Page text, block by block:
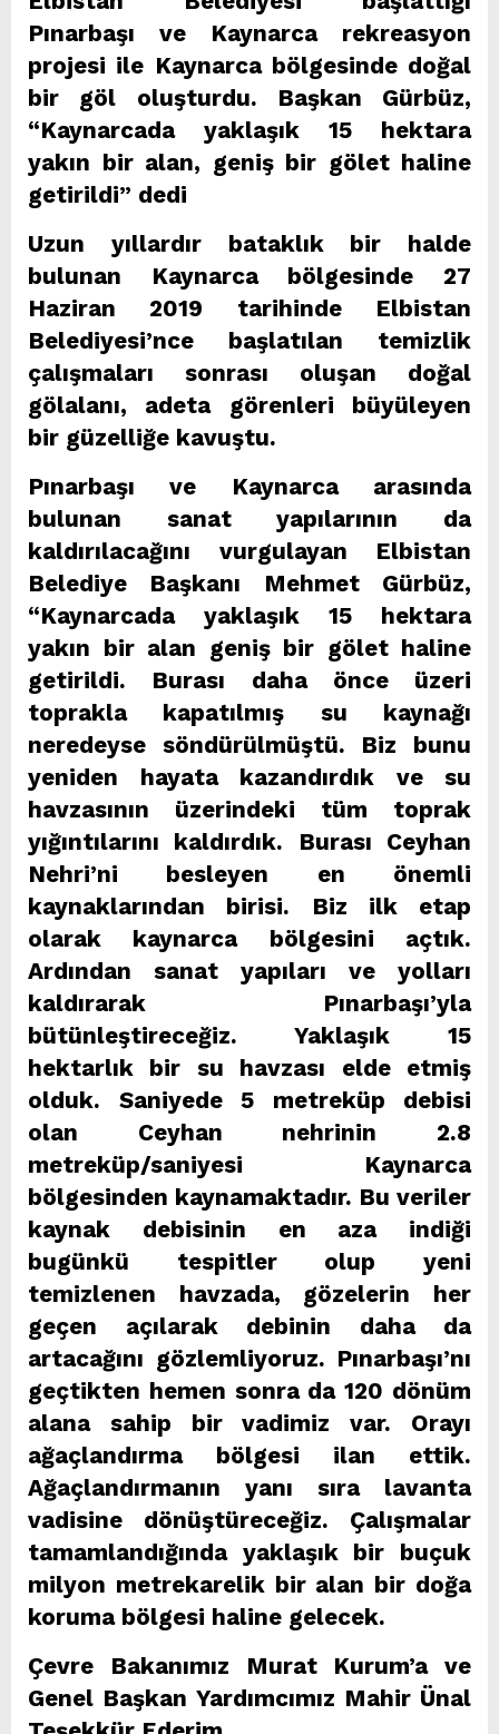
Pınarbaşı ve Kaynarca rekreasyon
projesi ile Kaynarca bölgesinde doğal
bir göl oluşturdu. Başkan Gürbüz,
“Kaynarcada yaklaşık 15 hektara
yakın bir alan, geniş bir gölet haline
getirildi” dedi
Uzun yıllardır bataklık bir halde
bulunan Kaynarca bölgesinde 27
Haziran 2019 tarihinde Elbistan
Belediyesi’nce başlatılan temizlik
çalışmaları sonrası oluşan doğal
gölalanı, adeta görenleri büyüleyen
bir güzelliğe kavuştu.
Pınarbaşı ve Kaynarca arasında
bulunan sanat yapılarının da
kaldırılacağını vurgulayan Elbistan
Belediye Başkanı Mehmet Gürbüz,
“Kaynarcada yaklaşık 15 hektara
yakın bir alan geniş bir gölet haline
getirildi. Burası daha önce üzeri
toprakla kapatılmış su kaynağı
neredeyse söndürülmüştü. Biz bunu
yeniden hayata kazandırdık ve su
havzasının üzerindeki tüm toprak
yığıntılarını kaldırdık. Burası Ceyhan
Nehri’ni besleyen en önemli
kaynaklarından birisi. Biz ilk etap
olarak kaynarca bölgesini açtık.
Ardından sanat yapıları ve yolları
kaldırarak Pınarbaşı’yla
bütünleştireceğiz. Yaklaşık 15
hektarlık bir su havzası elde etmiş
olduk. Saniyede 5 metreküp debisi
olan Ceyhan nehrinin 2.8
metreküp/saniyesi Kaynarca
bölgesinden kaynamaktadır. Bu veriler
kaynak debisinin en aza indiği
bugünkü tespitler olup yeni
temizlenen havzada, gözelerin her
geçen açılarak debinin daha da
artacağını gözlemliyoruz. Pınarbaşı’nı
geçtikten hemen sonra da 120 dönüm
alana sahip bir vadimiz var. Orayı
ağaçlandırma bölgesi ilan ettik.
Ağaçlandırmanın yanı sıra lavanta
vadisine dönüştüreceğiz. Çalışmalar
tamamlandığında yaklaşık bir buçuk
milyon metrekarelik bir alan bir doğa
koruma bölgesi haline gelecek.
Çevre Bakanımız Murat Kurum’a ve
Genel Başkan Yardımcımız Mahir Ünal